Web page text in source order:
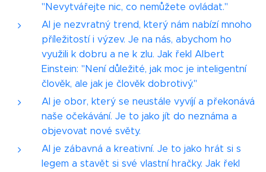
"Nevytvářejte nic, co nemůžete ovládat."
AI je nezvratný trend, který nám nabízí mnoho
příležitostí i výzev. Je na nás, abychom ho
využili k dobru a ne k zlu. Jak řekl Albert
Einstein: "Není důležité, jak moc je inteligentní
člověk, ale jak je člověk dobrotivý."
AI je obor, který se neustále vyvíjí a překonává
naše očekávání. Je to jako jít do neznáma a
objevovat nové světy.
AI je zábavná a kreativní. Je to jako hrát si s
legem a stavět si své vlastní hračky. Jak řekl